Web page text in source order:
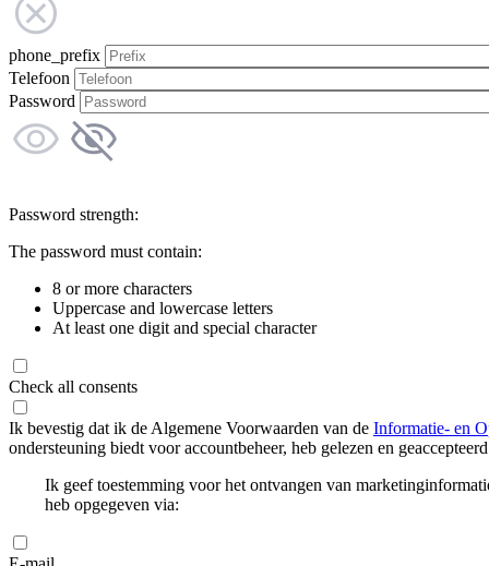
phone_prefix
Telefoon
Password
Password strength:
The password must contain:
8 or more characters
Uppercase and lowercase letters
At least one digit and special character
Check all consents
Ik bevestig dat ik de Algemene Voorwaarden van de Informatie- en
ondersteuning biedt voor accountbeheer, heb gelezen en
Ik geef toestemming voor het ontvangen van
heb opgegeven via: